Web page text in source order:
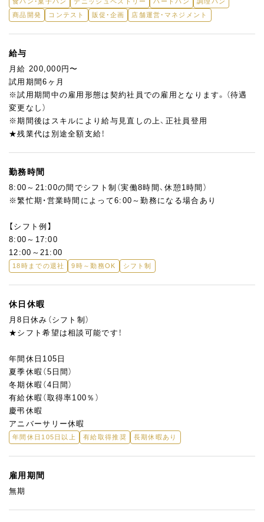
★昇進制度は、個々の実績と能力に応じて給与が連動するシステ
ムを導入しています。優秀な成績を収めれば、着実にキャリアア
されます。
★将来的な独立開業にもサポートいたします。自分のお店を持ち
たいという夢を、当店の制度を活用しながら実現することができ
ます。ノウハウの提供や、初期投資の補助などあなたの挑戦を全
面的にバックアップいたします。
商品開発
コンテスト 販促・企画 店舗運営・マネジメント
給与
月給 200,000円〜
試用期間6ヶ月
※試用期間中の雇用形態は契約社員での雇用となります。（待遇
変更なし）
※期間後はスキルにより給与見直しの上、正社員登用
★残業代は別途全額支給！
勤務時間
8:00～21:00の間でシフト制（実働8時間、休憩1時間）
※繁忙期・営業時間によって6:00～勤務になる場合あり
【シフト例】
8:00～17:00
12:00～21:00
18時までの退社 9時～勤務OK シフト制
休日休暇
月8日休み（シフト制）
★シフト希望は相談可能です！
年間休日105日
夏季休暇（5日間）
冬期休暇（4日間）
有給休暇（取得率100％）
慶弔休暇
アニバーサリー休暇
年間休日105日以上 有給取得推奨 長期休暇あり
雇用期間
無期